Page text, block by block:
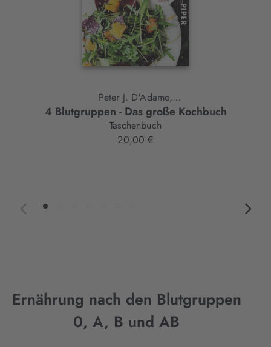
Peter J. D'Adamo,
Kristin O'Connor
4 Blutgruppen - Das große Kochbuch
Taschenbuch
20,00 €
Ernährung nach den Blutgruppen
0, A, B und AB